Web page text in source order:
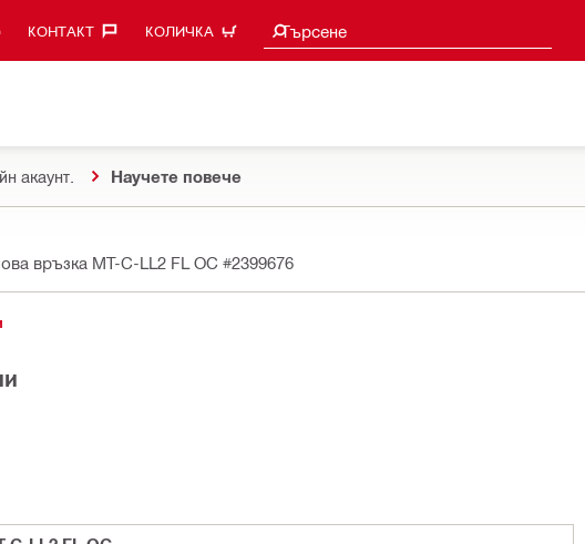
КОНТАКТ‎ КОЛИЧКА Търсене
Търси предложения
акаунт. Научете повече
връзка MT-C-LL2 FL OC #2399676